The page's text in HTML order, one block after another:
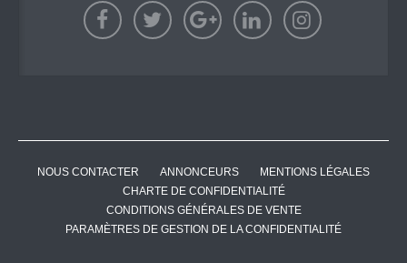
NOUS CONTACTER ANNONCEURS
MENTIONS LÉGALES
CHARTE DE CONFIDENTIALITÉ
CONDITIONS GÉNÉRALES DE VENTE
PARAMÈTRES DE GESTION DE LA CONFIDENTIALITÉ